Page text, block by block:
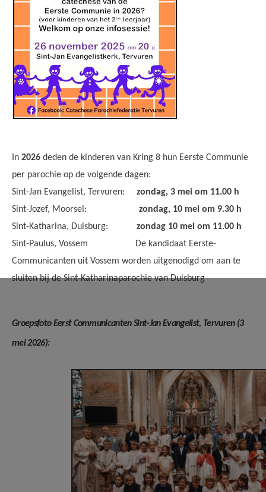
In 2026 deden de kinderen van Kring 8 hun Eerste Communie
per parochie op de volgende dagen:
Sint-Jan Evangelist, Tervuren: zondag, 3 mei om 11.00 h
Sint-Jozef, Moorsel: zondag, 10 mei om 9.30 h
Sint-Katharina, Duisburg: zondag 10 mei om 11.00 h
Sint-Paulus, Vossem De kandidaat Eerste-
Communicanten uit Vossem worden uitgenodigd om aan te
sluiten bij de Sint-Katharinaparochie van Duisburg
Groepsfoto Eerst Communicanten Sint-Jan Evangelist, Tervuren (3
mei 2026):
Sint-Jan - Eerste
Communie 2026
Groepsfoto.jpg